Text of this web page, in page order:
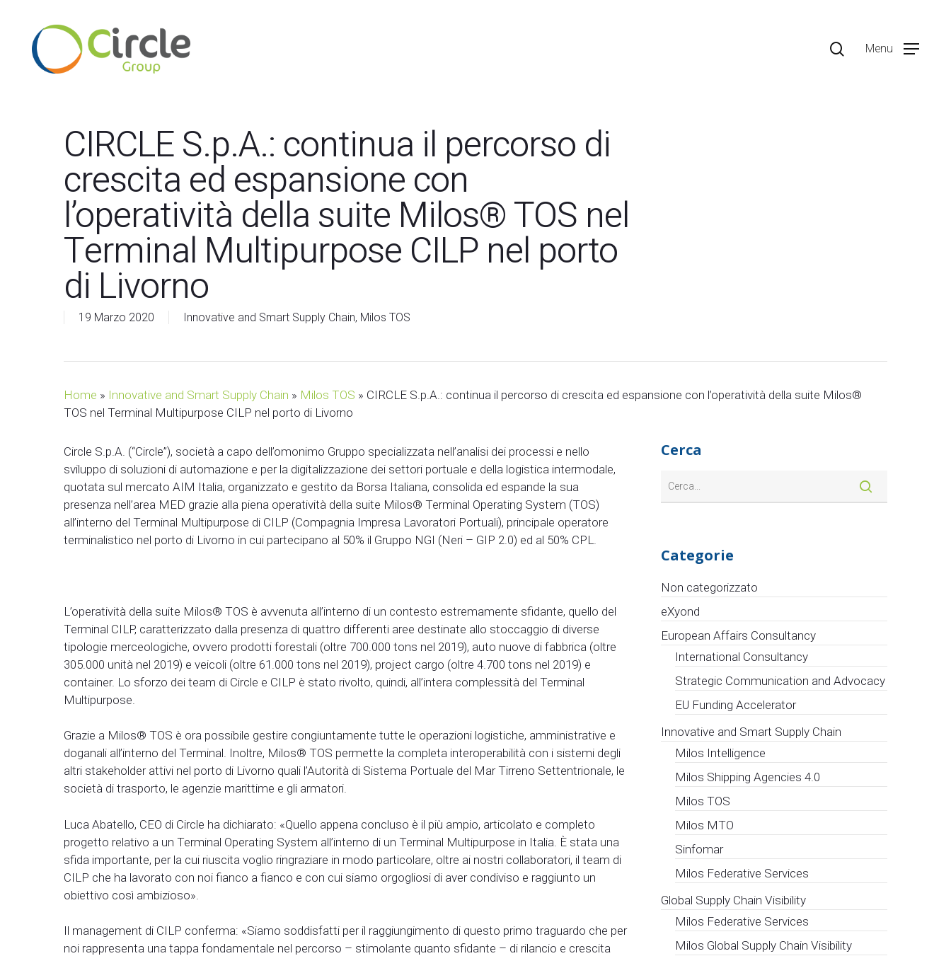
content
search
Menu
CIRCLE S.p.A.: continua il percorso di
crescita ed espansione con
l’operatività della suite Milos® TOS nel
Terminal Multipurpose CILP nel porto
di Livorno
19 Marzo 2020 Innovative and Smart Supply Chain, Milos TOS
Home » Innovative and Smart Supply Chain » Milos TOS » CIRCLE S.p.A.: continua il percorso di crescita ed espansione con l’operatività della suite Milos®
TOS nel Terminal Multipurpose CILP nel porto di Livorno
Circle S.p.A. (“Circle”), società a capo dell’omonimo Gruppo specializzata nell’analisi dei processi e nello
sviluppo di soluzioni di automazione e per la digitalizzazione dei settori portuale e della logistica intermodale,
quotata sul mercato AIM Italia, organizzato e gestito da Borsa Italiana, consolida ed espande la sua
presenza nell’area MED grazie alla piena operatività della suite Milos® Terminal Operating System (TOS)
all’interno del Terminal Multipurpose di CILP (Compagnia Impresa Lavoratori Portuali), principale operatore
terminalistico nel porto di Livorno in cui partecipano al 50% il Gruppo NGI (Neri – GIP 2.0) ed al 50% CPL.
L’operatività della suite Milos® TOS è avvenuta all’interno di un contesto estremamente sfidante, quello del
Terminal CILP, caratterizzato dalla presenza di quattro differenti aree destinate allo stoccaggio di diverse
tipologie merceologiche, ovvero prodotti forestali (oltre 700.000 tons nel 2019), auto nuove di fabbrica (oltre
305.000 unità nel 2019) e veicoli (oltre 61.000 tons nel 2019), project cargo (oltre 4.700 tons nel 2019) e
container. Lo sforzo dei team di Circle e CILP è stato rivolto, quindi, all’intera complessità del Terminal
Multipurpose.
Grazie a Milos® TOS è ora possibile gestire congiuntamente tutte le operazioni logistiche, amministrative e
doganali all’interno del Terminal. Inoltre, Milos® TOS permette la completa interoperabilità con i sistemi degli
altri stakeholder attivi nel porto di Livorno quali l’Autorità di Sistema Portuale del Mar Tirreno Settentrionale, le
società di trasporto, le agenzie marittime e gli armatori.
Luca Abatello, CEO di Circle ha dichiarato: «Quello appena concluso è il più ampio, articolato e completo
progetto relativo a un Terminal Operating System all’interno di un Terminal Multipurpose in Italia. È stata una
sfida importante, per la cui riuscita voglio ringraziare in modo particolare, oltre ai nostri collaboratori, il team di
CILP che ha lavorato con noi fianco a fianco e con cui siamo orgogliosi di aver condiviso e raggiunto un
obiettivo così ambizioso».
Il management di CILP conferma: «Siamo soddisfatti per il raggiungimento di questo primo traguardo che per
noi rappresenta una tappa fondamentale nel percorso – stimolante quanto sfidante – di rilancio e crescita
Cerca
Categorie
Non categorizzato
eXyond
European Affairs Consultancy
International Consultancy
Strategic Communication and Advocacy
EU Funding Accelerator
Innovative and Smart Supply Chain
Milos Intelligence
Milos Shipping Agencies 4.0
Milos TOS
Milos MTO
Sinfomar
Milos Federative Services
Global Supply Chain Visibility
Milos Federative Services
Milos Global Supply Chain Visibility